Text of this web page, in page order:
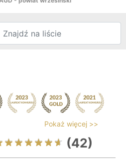
Pokaż więcej >>
(42)